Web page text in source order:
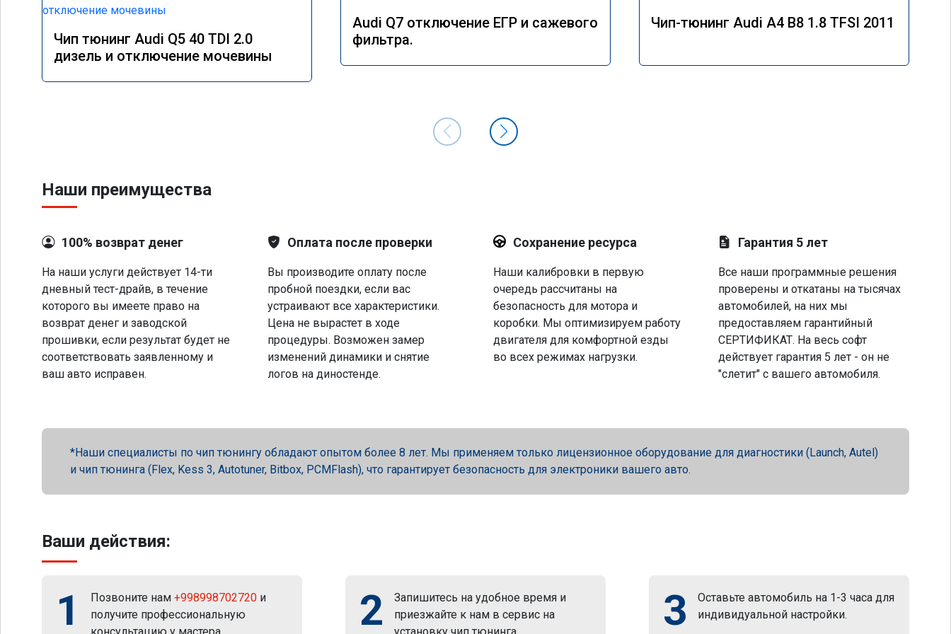
Чип тюнинг Audi Q5 40 TDI 2.0
дизель и отключение мочевины
Audi Q7 отключение ЕГР и сажевого
фильтра.
Чип-тюнинг Audi A4 B8 1.8 TFSI 2011
Наши преимущества
100% возврат денег
На наши услуги действует 14-ти
дневный тест-драйв, в течение
которого вы имеете право на
возврат денег и заводской
прошивки, если результат будет не
соответствовать заявленному и
ваш авто исправен.
Оплата после проверки
Вы производите оплату после
пробной поездки, если вас
устраивают все характеристики.
Цена не вырастет в ходе
процедуры. Возможен замер
изменений динамики и снятие
логов на диностенде.
Сохранение ресурса
Наши калибровки в первую
очередь рассчитаны на
безопасность для мотора и
коробки. Мы оптимизируем работу
двигателя для комфортной езды
во всех режимах нагрузки.
Гарантия 5 лет
Все наши программные решения
проверены и откатаны на тысячах
автомобилей, на них мы
предоставляем гарантийный
СЕРТИФИКАТ. На весь софт
действует гарантия 5 лет - он не
"слетит" с вашего автомобиля.
Наши специалисты по чип тюнингу обладают опытом более 8 лет. Мы применяем только лицензионное оборудование для диагностики (Launch, Autel)
и чип тюнинга (Flex, Kess 3, Autotuner, Bitbox, PCMFlash), что гарантирует безопасность для электроники вашего авто.
Ваши действия:
1 Позвоните нам +998998702720 и
получите профессиональную
2
Запишитесь на удобное время и
приезжайте к нам в сервис на
3
Оставьте автомобиль на 1-3 часа для
индивидуальной настройки.